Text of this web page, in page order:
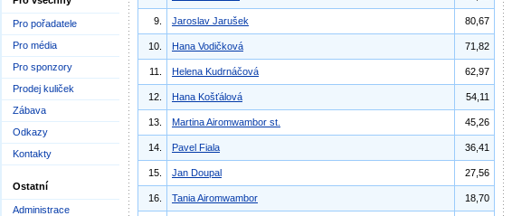
Pro pořadatele
Pro média
Pro sponzory
Prodej kuliček
Zábava
Odkazy
Kontakty
Ostatní
Administrace
9. Jaroslav Jarušek 80,67
10. Hana Vodičková 71,82
11. Helena Kudrnáčová 62,97
12. Hana Košťálová 54,11
13. Martina Airomwambor st. 45,26
14. Pavel Fiala 36,41
15. Jan Doupal 27,56
16. Tania Airomwambor 18,70